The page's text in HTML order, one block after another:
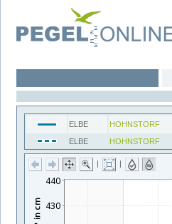
ELBE HOHNSTORF
ELBE
HOHNSTORF
| |